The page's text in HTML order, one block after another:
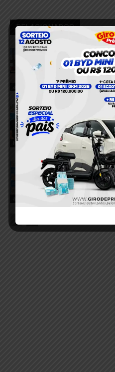
RELACIONADOS
Viatura
perde os
município
7 de agosto
Itaituba
Dupla é
porções
da PM em
7 de agosto
Motorista
pedestre
6 de agosto